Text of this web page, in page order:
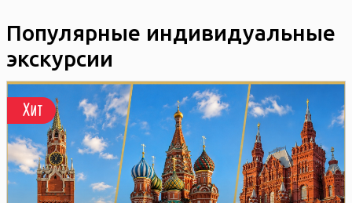
Популярные индивидуальные
экскурсии
Хит